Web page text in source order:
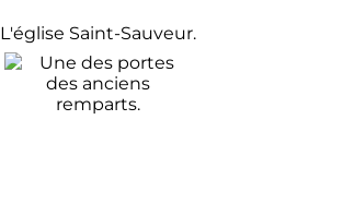
L'église Saint-Sauveur.